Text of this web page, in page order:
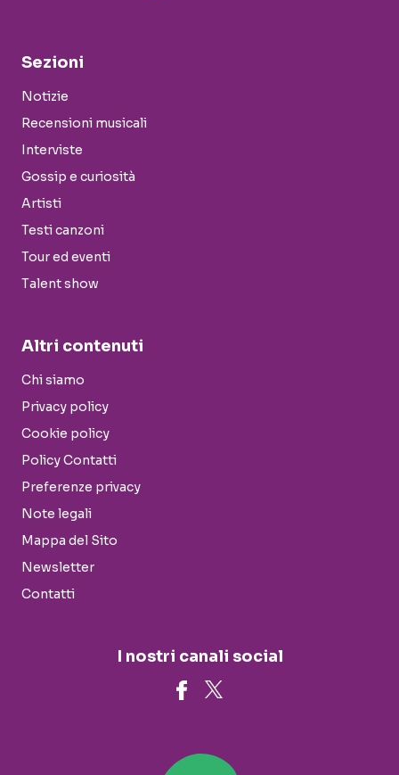
Sezioni
Notizie
Recensioni musicali
Interviste
Gossip e curiosità
Artisti
Testi canzoni
Tour ed eventi
Talent show
Altri contenuti
Chi siamo
Privacy policy
Cookie policy
Policy Contatti
Preferenze privacy
Note legali
Mappa del Sito
Newsletter
Contatti
I nostri canali social